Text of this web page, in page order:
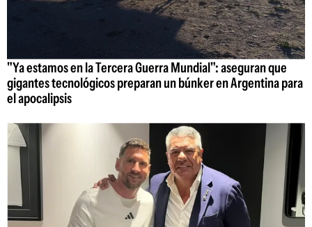
"Ya estamos en la Tercera Guerra Mundial": aseguran que
gigantes tecnológicos preparan un búnker en Argentina para
el apocalipsis